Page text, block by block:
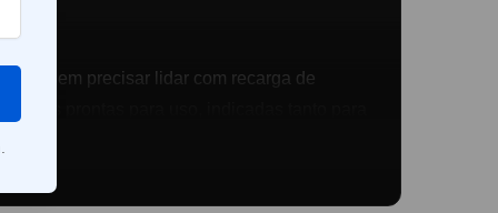
sem precisar lidar com recarga de
o dia a dia, viagens ou momentos em